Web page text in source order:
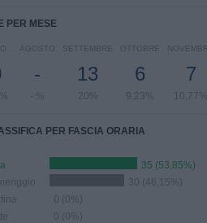
PER MESE
AGOSTO
-
- %
SETTEMBRE
13
20%
OTTOBRE
6
9,23%
7
10,77%
PER FASCIA ORARIA
35 (53,85%)
30 (46,15%)
0 (0%)
0 (0%)